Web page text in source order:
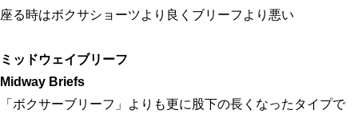
座る時はボクサショーツより良くブリーフより悪い
ミッドウェイブリーフ
Midway Briefs
「ボクサーブリーフ」よりも更に股下の長くなったタイプで